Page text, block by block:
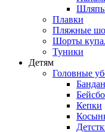
Шляпы
Плавки
Пляжные
Шорты
Туники
Детям
Головные
Кепки